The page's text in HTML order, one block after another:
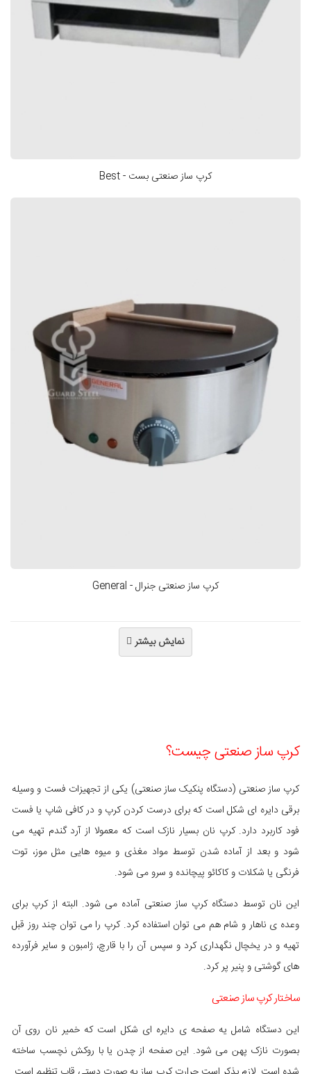
کرپ ساز صنعتی بست - Best
کرپ ساز صنعتی جنرال - General
نمایش بیشتر
کرپ ساز صنعتی چیست؟
کرپ ساز صنعتی (دستگاه پنکیک ساز صنعتی) یکی از تجهیزات فست و وسیله
برقی دایره ای شکل است که برای درست کردن کرپ و در کافی شاپ یا فست
فود کاربرد دارد. کرپ نان بسیار نازک است که معمولا از آرد گندم تهیه می
شود و بعد از آماده شدن توسط مواد مغذی و میوه هایی مثل موز، توت
فرنگی یا شکلات و کاکائو پیچانده و سرو می شود.
این نان توسط دستگاه کرپ ساز صنعتی آماده می شود. البته از کرپ برای
وعده ی ناهار و شام هم می توان استفاده کرد. کرپ را می توان چند روز قبل
تهیه و در یخچال نگهداری کرد و سپس آن را با قارچ، ژامبون و سایر فرآورده
های گوشتی و پنیر پر کرد.
ساختار کرپ ساز صنعتی
این دستگاه شامل یه صفحه ی دایره ای شکل است که خمیر نان روی آن
بصورت نازک پهن می شود. این صفحه از چدن یا با روکش نچسب ساخته